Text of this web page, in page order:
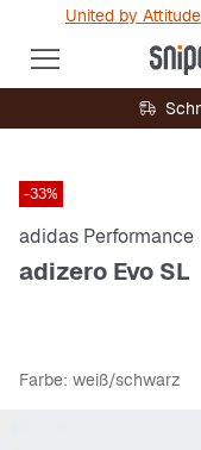
United by
-33%
adidas Performance
adizero Evo SL
Farbe: weiß/schwarz